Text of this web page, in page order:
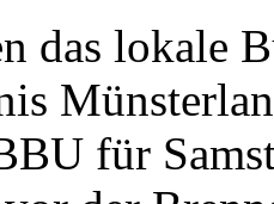
das lokale
für